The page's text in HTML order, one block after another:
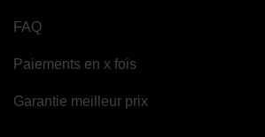
FAQ
Paiements en x fois
Garantie meilleur prix